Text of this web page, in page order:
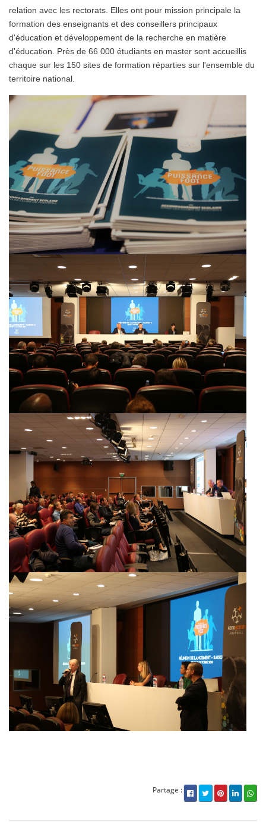
relation avec les rectorats. Elles ont pour mission principale la
formation des enseignants et des conseillers principaux
d'éducation et développement de la recherche en matière
d'éducation. Près de 66 000 étudiants en master sont accueillis
chaque sur les 150 sites de formation réparties sur l'ensemble du
territoire national.
Partage :